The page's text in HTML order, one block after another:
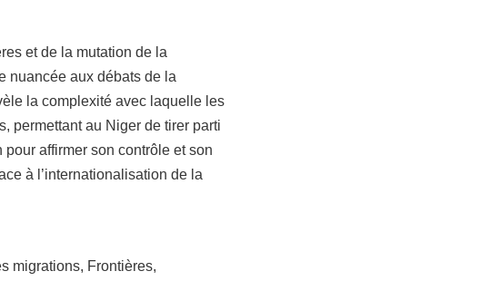
et de la mutation de la
nuancée aux débats de la
la complexité avec laquelle les
permettant au Niger de tirer parti
affirmer son contrôle et son
à l’internationalisation de la
migrations, Frontières,